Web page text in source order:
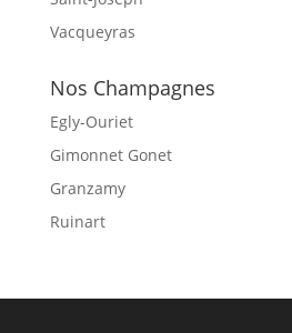
Vacqueyras
Nos Champagnes
Egly-Ouriet
Gimonnet Gonet
Granzamy
Ruinart